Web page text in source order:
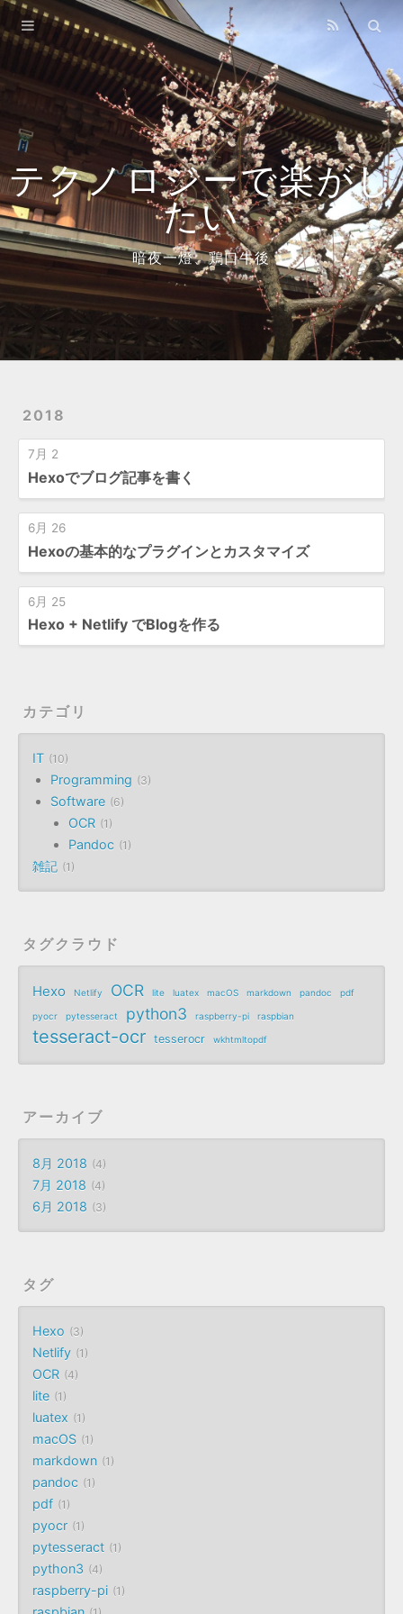
テクノロジーで楽がし
たい
暗夜一燈、鶏口牛後
2018
7月 2
Hexoでブログ記事を書く
6月 26
Hexoの基本的なプラグインとカスタマイズ
6月 25
Hexo + Netlify でBlogを作る
カテゴリ
IT 10
Programming 3
Software 6
OCR 1
Pandoc 1
雑記 1
タグクラウド
Hexo Netlify OCR lite luatex macOS markdown pandoc pdf
pyocr pytesseract python3 raspberry-pi raspbian
tesseract-ocr tesserocr wkhtmltopdf
アーカイブ
8月 2018 4
7月 2018 4
6月 2018 3
タグ
Hexo 3
Netlify 1
OCR 4
lite 1
luatex 1
macOS 1
markdown 1
pandoc 1
pdf 1
pyocr 1
pytesseract 1
python3 4
raspberry-pi 1
Home
Archives
Books